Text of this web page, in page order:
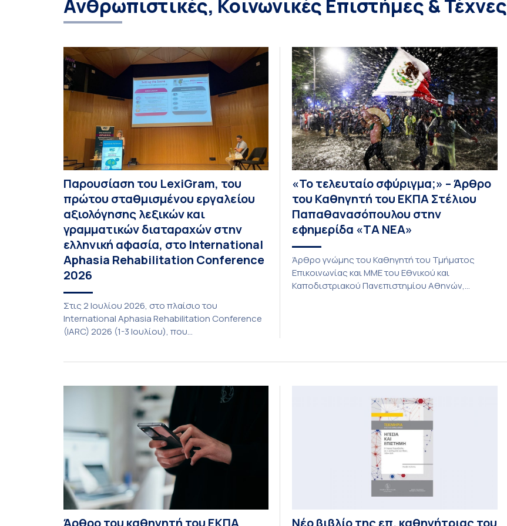
Ανθρωπιστικές, Κοινωνικές Επιστήμες & Τέχνες
Παρουσίαση του LexiGram, του
πρώτου σταθμισμένου εργαλείου
αξιολόγησης λεξικών και
γραμματικών διαταραχών στην
ελληνική αφασία, στο International
Aphasia Rehabilitation Conference
2026
Στις 2 Ιουλίου 2026, στο πλαίσιο του
International Aphasia Rehabilitation Conference
(IARC) 2026 (1-3 Ιουλίου), που
Σπυριδούλα Βαρλοκώστα, παρουσίασε το
LexiGram, ένα καινοτόμο, σταθμισμένο εργαλείο
αξιολόγησης των λεξικών και γραμματικών
διαταραχών σε ελληνόφωνους ασθενείς με
αφασία. Η αφασία είναι επίκτητη γλωσσική […]
«Το τελευταίο σφύριγμα;» – Άρθρο
του Καθηγητή του ΕΚΠΑ Στέλιου
Παπαθανασόπουλου στην
εφημερίδα «ΤΑ ΝΕΑ»
Άρθρο γνώμης του Καθηγητή του Τμήματος
Επικοινωνίας και ΜΜΕ του Εθνικού και
Καποδιστριακού Πανεπιστημίου Αθηνών,
τηλεοπτικό γεγονός σε απευθείας σύνδεση»
Άρθρο του καθηγητή του ΕΚΠΑ Νέο βιβλίο της επ. καθηγήτριας του